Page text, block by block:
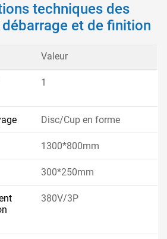
techniques des
et de finition
Valeur
1
Disc/Cup en forme
1300*800mm
300*250mm
380V/3P